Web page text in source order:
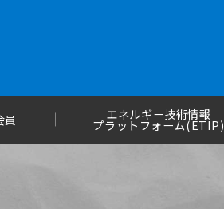
員 エネルギー技術情報
プラットフォーム(ETIP)